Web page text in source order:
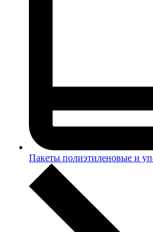
Пакеты полиэтиленовые и